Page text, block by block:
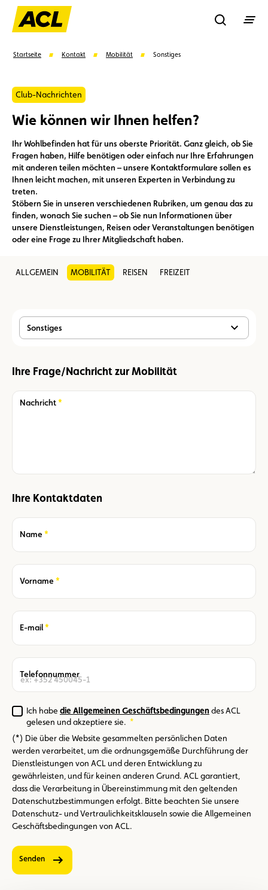
Rechercher
Mitglied Mitgliedervorteile Vignetten
Umweltplakette
Startseite Kontakt Mobilität Sonstiges
Club-Nachrichten
Wie können wir Ihnen helfen?
Ihr Wohlbefinden hat für uns oberste Priorität. Ganz gleich, ob Sie
Fragen haben, Hilfe benötigen oder einfach nur Ihre Erfahrungen
mit anderen teilen möchten – unsere Kontaktformulare sollen es
Ihnen leicht machen, mit unseren Experten in Verbindung zu
treten.
Stöbern Sie in unseren verschiedenen Rubriken, um genau das zu
finden, wonach Sie suchen – ob Sie nun Informationen über
unsere Dienstleistungen, Reisen oder Veranstaltungen benötigen
oder eine Frage zu Ihrer Mitgliedschaft haben.
ALLGEMEIN MOBILITÄT REISEN FREIZEIT
Sonstiges
Ihre Frage/Nachricht zur Mobilität
Nachricht
Required
Ihre Kontaktdaten
Name
Required
Vorname
Required
E-mail
Required
Telefonnummer
Ich habe die Allgemeinen Geschäftsbedingungen des ACL
gelesen und akzeptiere sie.
Required
(*) Die über die Website gesammelten persönlichen Daten
werden verarbeitet, um die ordnungsgemäße Durchführung der
Dienstleistungen von ACL und deren Entwicklung zu
gewährleisten, und für keinen anderen Grund. ACL garantiert,
dass die Verarbeitung in Übereinstimmung mit den geltenden
Datenschutzbestimmungen erfolgt. Bitte beachten Sie unsere
Datenschutz- und Vertraulichkeitsklauseln sowie die Allgemeinen
Geschäftsbedingungen von ACL.
Senden